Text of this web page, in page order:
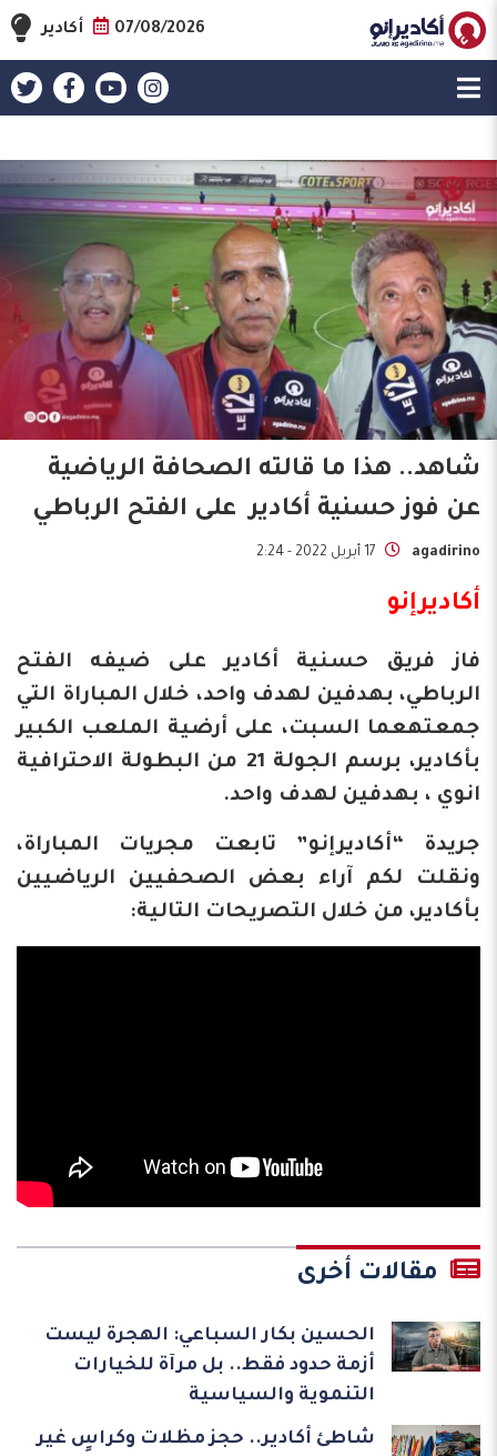
07/08/2026 أكادير
شاهد.. هذا ما قالته الصحافة الرياضية
عن فوز حسنية أكادير على الفتح الرباطي
agadirino 17 أبريل 2022 - 2:24
أكاديرإنو
فاز فريق حسنية أكادير على ضيفه الفتح
الرباطي، بهدفين لهدف واحد، خلال المباراة التي
جمعتهعما السبت، على أرضية الملعب الكبير
بأكادير، برسم الجولة 21 من البطولة الاحترافية
انوي ، بهدفين لهدف واحد.
جريدة “أكاديرإنو” تابعت مجريات المباراة،
ونقلت لكم آراء بعض الصحفيين الرياضيين
بأكادير، من خلال التصريحات التالية:
مقالات أخرى
الحسين بكار السباعي: الهجرة ليست
أزمة حدود فقط.. بل مرآة للخيارات
التنموية والسياسية
شاطئ أكادير.. حجز مظلات وكراسٍ غير